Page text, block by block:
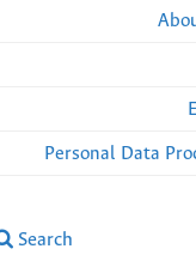
Personal Data
Search